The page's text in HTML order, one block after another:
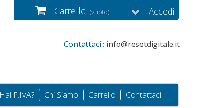
Accedi
Carrello (vuoto)
Contattaci : info@resetdigitale.it
Hai P.IVA? Chi Siamo Carrello Contattaci